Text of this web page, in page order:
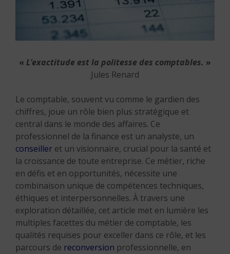
« L’exactitude est la politesse des comptables. »
Jules Renard
Le comptable, souvent vu comme le gardien des
chiffres, joue un rôle bien plus stratégique et
central dans le monde des affaires. Ce
professionnel de la finance est un analyste, un
conseiller et un visionnaire, crucial pour la santé et
la croissance de toute entreprise. Ce métier, riche
en défis et en opportunités, nécessite une
combinaison unique de compétences techniques,
éthiques et interpersonnelles. À travers une
exploration détaillée, cet article met en lumière les
multiples facettes du métier de comptable, les
qualités requises pour exceller dans ce rôle, et les
parcours de reconversion professionnelle, en